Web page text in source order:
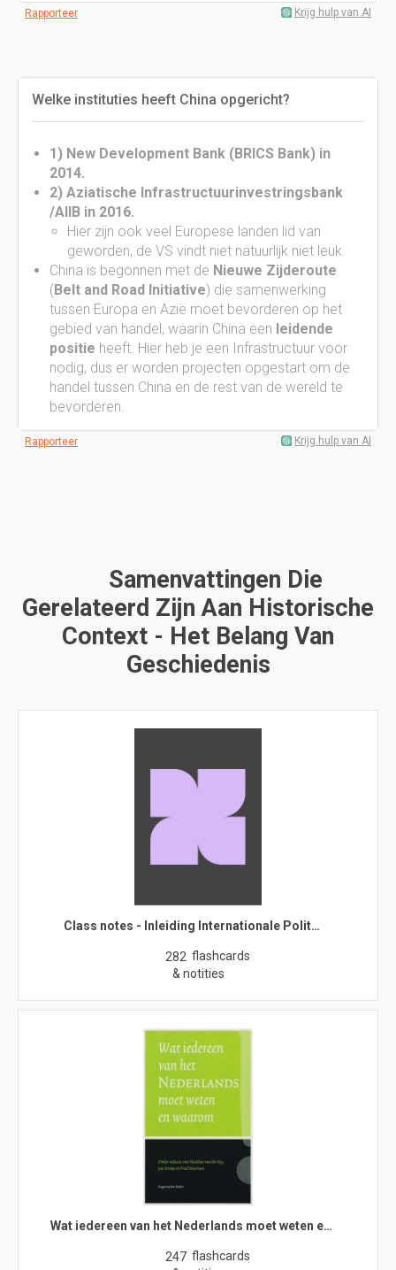
Rapporteer Krijg hulp van AI
Welke instituties heeft China opgericht?
1) New Development Bank (BRICS Bank) in
2014.
2) Aziatische Infrastructuurinvestringsbank
/AIIB in 2016.
Hier zijn ook veel Europese landen lid van
geworden, de VS vindt niet natuurlijk niet leuk.
China is begonnen met de Nieuwe Zijderoute
(Belt and Road Initiative) die samenwerking
tussen Europa en Azië moet bevorderen op het
gebied van handel, waarin China een leidende
positie heeft. Hier heb je een Infrastructuur voor
nodig, dus er worden projecten opgestart om de
handel tussen China en de rest van de wereld te
bevorderen.
Rapporteer Krijg hulp van AI
Samenvattingen Die
Gerelateerd Zijn Aan Historische
Context - Het Belang Van
Geschiedenis
Class notes - Inleiding Internationale Polit…
282 flashcards
& notities
Wat iedereen van het Nederlands moet weten e…
247 flashcards